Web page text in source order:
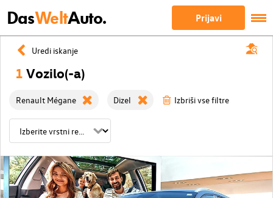
DasWeltAuto. Prijavi
Uredi iskanje
1 Vozilo(-a)
Renault Mégane Dizel Izbriši vse filtre